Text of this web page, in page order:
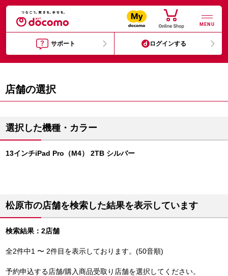
MENU
サポート ログインする
店舗の選択
選択した機種・カラー
13インチiPad Pro（M4） 2TB シルバー
松原市の店舗を検索した結果を表示しています
検索結果：2店舗
全2件中1 〜 2件目を表示しております。(50音順)
予約申込する店舗/購入商品受取り店舗を選択してください。